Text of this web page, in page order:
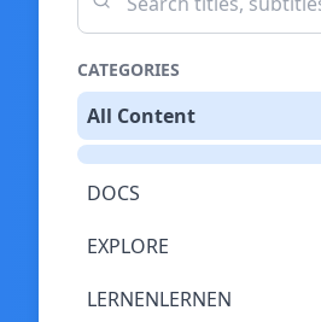
CATEGORIES
All Content
DOCS
EXPLORE
LERNENLERNEN